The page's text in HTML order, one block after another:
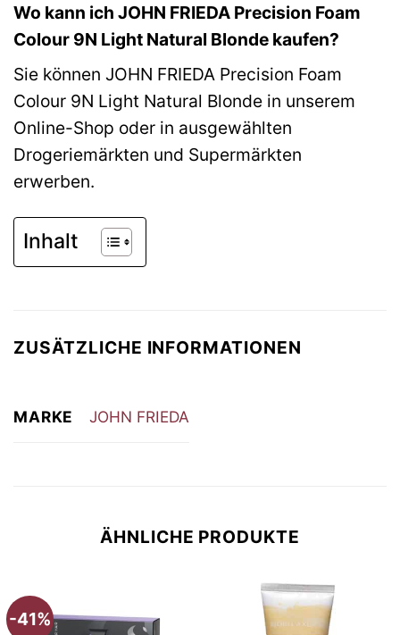
Wo kann ich JOHN FRIEDA Precision Foam
Colour 9N Light Natural Blonde kaufen?
Sie können JOHN FRIEDA Precision Foam
Colour 9N Light Natural Blonde in unserem
Online-Shop oder in ausgewählten
Drogeriemärkten und Supermärkten
erwerben.
Inhalt
ZUSÄTZLICHE INFORMATIONEN
MARKE JOHN FRIEDA
ÄHNLICHE PRODUKTE
-41%